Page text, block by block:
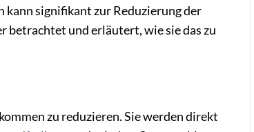
kann signifikant zur Reduzierung der
betrachtet und erläutert, wie sie das zu
zu reduzieren. Sie werden direkt